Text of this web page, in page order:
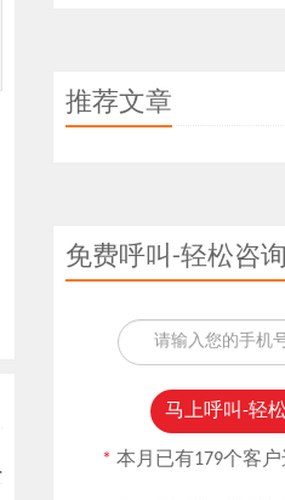
推荐文章
免费呼叫-轻松咨询
*本月已有179个客户